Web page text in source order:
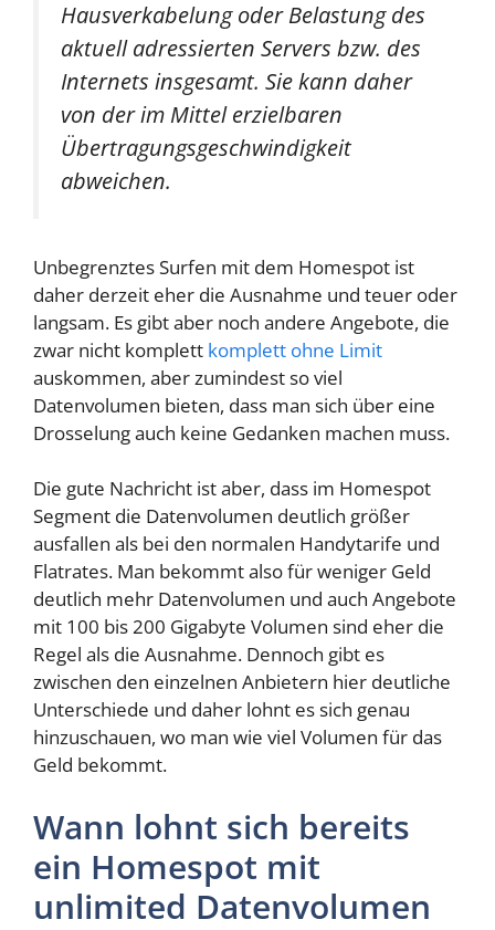
Hausverkabelung oder Belastung des
aktuell adressierten Servers bzw. des
Internets insgesamt. Sie kann daher
von der im Mittel erzielbaren
Übertragungsgeschwindigkeit
abweichen.
Unbegrenztes Surfen mit dem Homespot ist
daher derzeit eher die Ausnahme und teuer oder
langsam. Es gibt aber noch andere Angebote, die
zwar nicht komplett komplett ohne Limit
auskommen, aber zumindest so viel
Datenvolumen bieten, dass man sich über eine
Drosselung auch keine Gedanken machen muss.
Die gute Nachricht ist aber, dass im Homespot
Segment die Datenvolumen deutlich größer
ausfallen als bei den normalen Handytarife und
Flatrates. Man bekommt also für weniger Geld
deutlich mehr Datenvolumen und auch Angebote
mit 100 bis 200 Gigabyte Volumen sind eher die
Regel als die Ausnahme. Dennoch gibt es
zwischen den einzelnen Anbietern hier deutliche
Unterschiede und daher lohnt es sich genau
hinzuschauen, wo man wie viel Volumen für das
Geld bekommt.
Wann lohnt sich bereits
ein Homespot mit
unlimited Datenvolumen